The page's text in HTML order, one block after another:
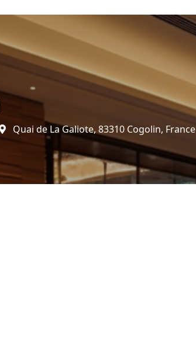
Quai de La Galiote, 83310 Cogolin, France